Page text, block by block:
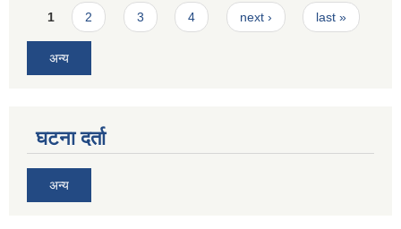
Pages
1 2 3 4 next › last »
अन्य
घटना दर्ता
अन्य